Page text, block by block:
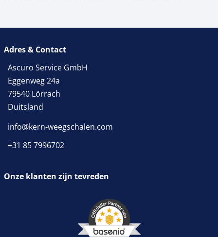
Adres & Contact
Ascuro Service GmbH
Eggenweg 24a
79540 Lörrach
Duitsland
info@kern-weegschalen.com
+31 85 7996702
Onze klanten zijn tevreden